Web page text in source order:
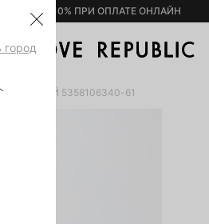
– 10% ПРИ ОПЛАТЕ ОНЛАЙН
город
5358106340-61